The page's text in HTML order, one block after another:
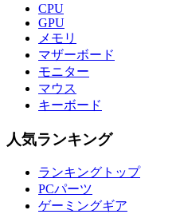
CPU
GPU
メモリ
マザーボード
モニター
マウス
キーボード
人気ランキング
ランキングトップ
PCパーツ
ゲーミングギア